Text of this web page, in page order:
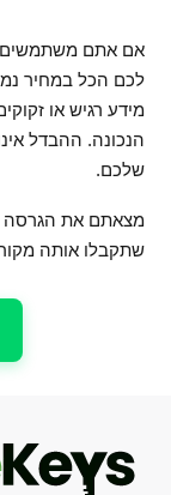
אם אתם משתמשים
לכם הכל במחיר
מידע רגיש או
הנכונה. ההבדל
שלכם.
מצאתם את הגרסה
שתקבלו אותה